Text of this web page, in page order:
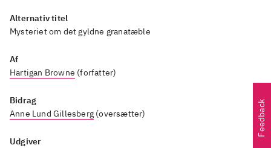
Alternativ titel
Mysteriet om det gyldne granatæble
Af
Hartigan Browne (forfatter)
Bidrag
Anne Lund Gillesberg (oversætter)
Udgiver
Feedback